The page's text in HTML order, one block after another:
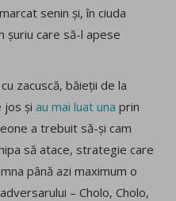
senin și, în ciuda
șuriu care să-l apese
zacuscă, băieții de la
jos șiau mai luat una prin
a trebuit să-și cam
să atace, strategie care
până azi maximum o
– Cholo, Cholo,